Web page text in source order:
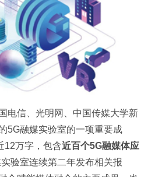
电信、光明网、中国传媒大学新
5G融媒实验室的一项重要成
12万字，包含近百个5G融媒体应
验室连续第二年发布相关报